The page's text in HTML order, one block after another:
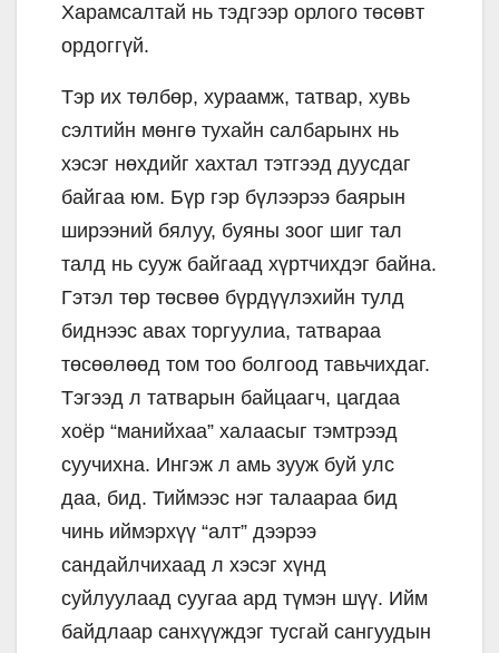
Харамсалтай нь тэдгээр орлого төсөвт
ордоггүй.
Тэр их төлбөр, хураамж, татвар, хувь
сэлтийн мөнгө тухайн салбарынх нь
хэсэг нөхдийг хахтал тэтгээд дуусдаг
байгаа юм. Бүр гэр бүлээрээ баярын
ширээний бялуу, буяны зоог шиг тал
талд нь сууж байгаад хүртчихдэг байна.
Гэтэл төр төсвөө бүрдүүлэхийн тулд
биднээс авах торгуулиа, татвараа
төсөөлөөд том тоо болгоод тавьчихдаг.
Тэгээд л татварын байцаагч, цагдаа
хоёр “манийхаа” халаасыг тэмтрээд
суучихна. Ингэж л амь зууж буй улс
даа, бид. Тиймээс нэг талаараа бид
чинь иймэрхүү “алт” дээрээ
сандайлчихаад л хэсэг хүнд
суйлуулаад суугаа ард түмэн шүү. Ийм
байдлаар санхүүждэг тусгай сангуудын